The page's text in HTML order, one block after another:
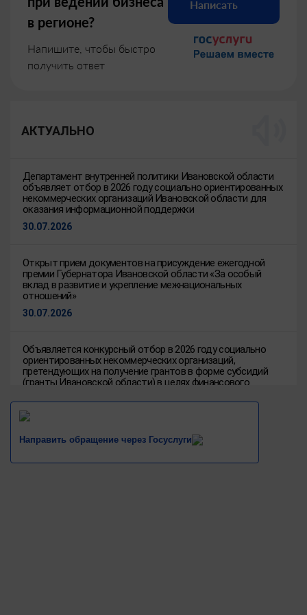
в регионе?
Напишите, чтобы быстро
получить ответ
Написать
АКТУАЛЬНО
Департамент внутренней политики Ивановской области
объявляет отбор в 2026 году социально ориентированных
некоммерческих организаций Ивановской области для
оказания информационной поддержки
30.07.2026
Открыт прием документов на присуждение ежегодной
премии Губернатора Ивановской области «За особый
вклад в развитие и укрепление межнациональных
отношений»
30.07.2026
Объявляется конкурсный отбор в 2026 году социально
ориентированных некоммерческих организаций,
претендующих на получение грантов в форме субсидий
(гранты Ивановской области) в целях финансового
проекта
14.04.2026
Направить обращение через Госуслуги